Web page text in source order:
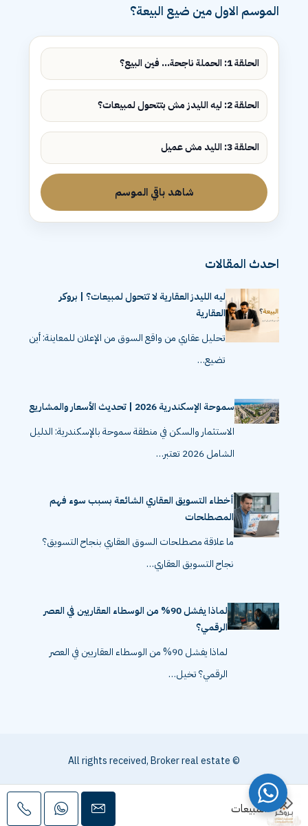
المبيعات
الموسم الاول مين ضيع البيعة؟
الحلقة 1: الحملة ناجحة... فين البيع؟
الحلقة 2: ليه الليدز مش بتتحول لمبيعات؟
الحلقة 3: الليد مش عميل
شاهد باقي الموسم
احدث المقالات
ليه الليدز العقارية لا تتحول لمبيعات؟ | بروكر
العقارية
تحليل عقاري من واقع السوق من الإعلان للمعاينة: أين
تضيع…
سموحة الإسكندرية 2026 | تحديث الأسعار والمشاريع
الاستثمار والسكن في منطقة سموحة بالإسكندرية: الدليل
الشامل 2026 تعتبر…
أخطاء التسويق العقاري الشائعة بسبب سوء فهم
المصطلحات
ما علاقة مصطلحات السوق العقاري بنجاح التسويق؟
نجاح التسويق العقاري…
لماذا يفشل 90% من الوسطاء العقاريين في العصر
الرقمي؟
لماذا يفشل 90% من الوسطاء العقاريين في العصر
الرقمي؟ تخيل…
© All rights received, Broker real estate